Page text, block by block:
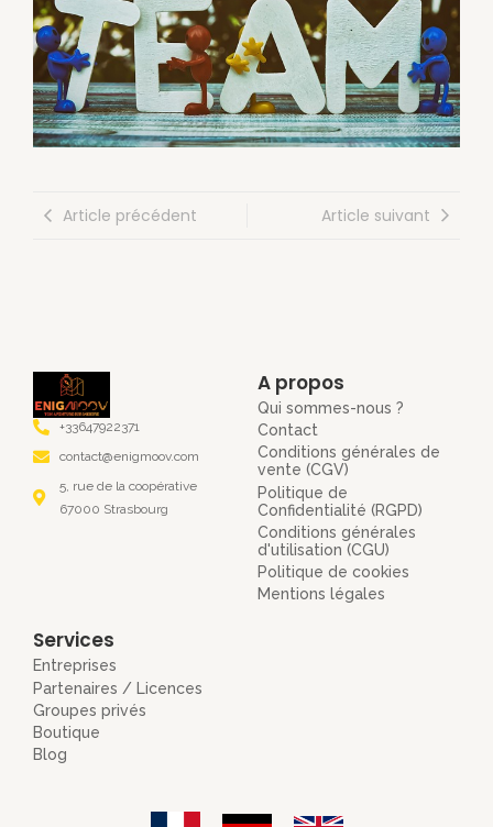
Article précédent Article suivant
+33647922371
contact@enigmoov.com
5, rue de la coopérative
67000 Strasbourg
A propos
Qui sommes-nous ?
Contact
Conditions générales de
vente (CGV)
Politique de
Confidentialité (RGPD)
Conditions générales
d'utilisation (CGU)
Politique de cookies
Mentions légales
Services
Entreprises
Partenaires / Licences
Groupes privés
Boutique
Blog